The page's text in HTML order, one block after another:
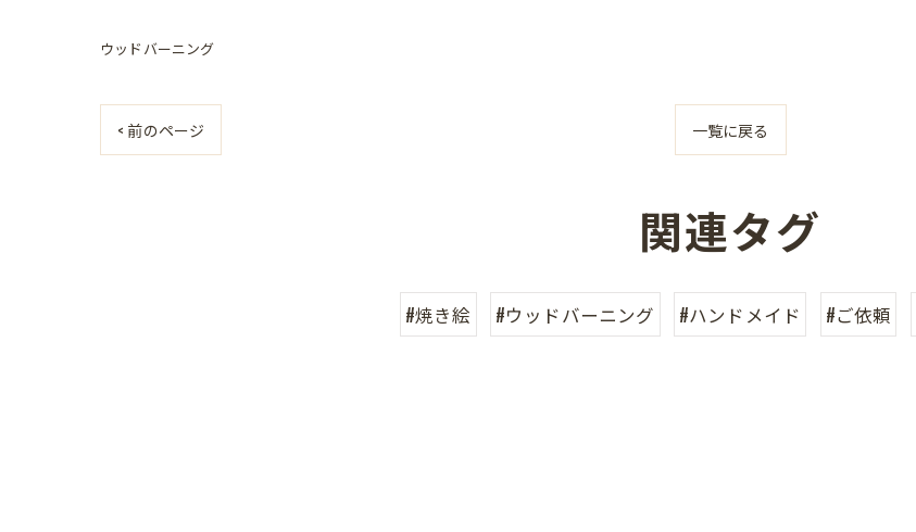
ウッドバーニング
< 前のページ 一覧に戻る
関連タグ
#焼き絵 #ウッドバーニング #ハンドメイド #ご依頼